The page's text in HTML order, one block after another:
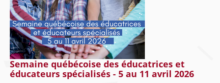
Semaine québécoise des éducatrices et
éducateurs spécialisés - 5 au 11 avril 2026